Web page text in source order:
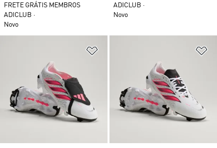
FRETE GRÁTIS MEMBROS
ADICLUB
Novo
ADICLUB
Novo
Adicionar à Lista de Desejos